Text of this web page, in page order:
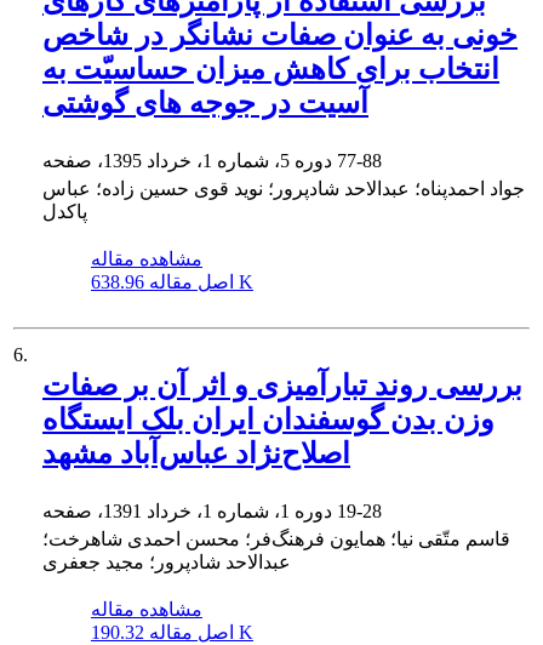
خونی به عنوان صفات نشانگر در شاخص
انتخاب برای کاهش میزان حساسیّت به
آسیت در جوجه های گوشتی
77-88
جواد احمدپناه؛ عبدالاحد شادپرور؛ نوید قوی حسین زاده؛ عباس
پاکدل
مشاهده مقاله
اصل مقاله 638.96 K
6.
بررسی روند تبار‌آمیزی و اثر آن بر صفات
وزن بدن گوسفندان ایران بلک ایستگاه
اصلاح‌نژاد عباس‌آباد مشهد
19-28
قاسم متّقی نیا؛ همایون فرهنگ‌فر؛ محسن احمدی شاهرخت؛
عبدالاحد شادپرور؛ مجید جعفری
مشاهده مقاله
اصل مقاله 190.32 K